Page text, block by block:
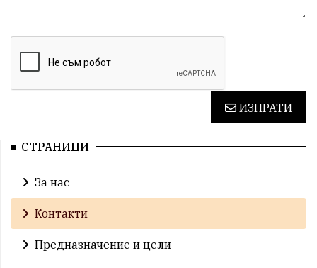
ИЗПРАТИ
СТРАНИЦИ
За нас
Контакти
Предназначение и цели